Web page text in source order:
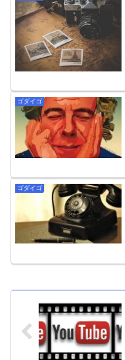
ゴダイゴ
ゴダイゴ